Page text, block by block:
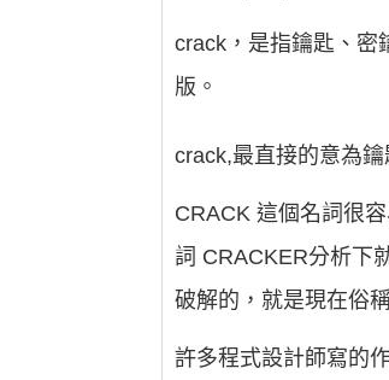
crack，是指鑰匙、密
版。
crack,最直接的意為
CRACK 這個名詞很
詞 CRACKER分析下
破解的，就是現在俗
許多程式設計師寫的